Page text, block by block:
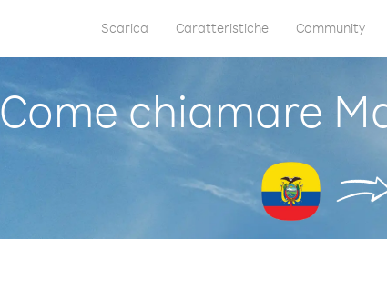
Scarica Caratteristiche Community
Come chiamare